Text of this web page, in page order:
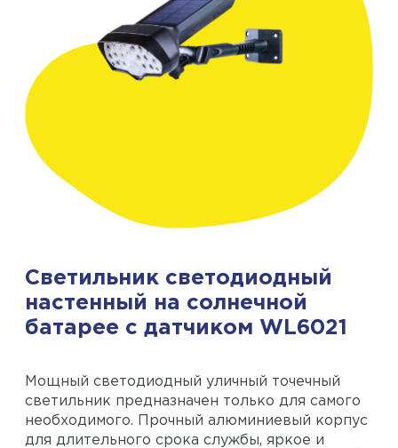
Светильник светодиодный
настенный на солнечной
батарее с датчиком WL6021
Мощный светодиодный уличный точечный
светильник предназначен только для самого
необходимого. Прочный алюминиевый корпус
для длительного срока службы, яркое и